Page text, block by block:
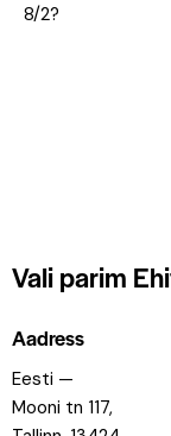
8/2?
Vali parim
Aadress
Eesti —
Mooni tn 117,